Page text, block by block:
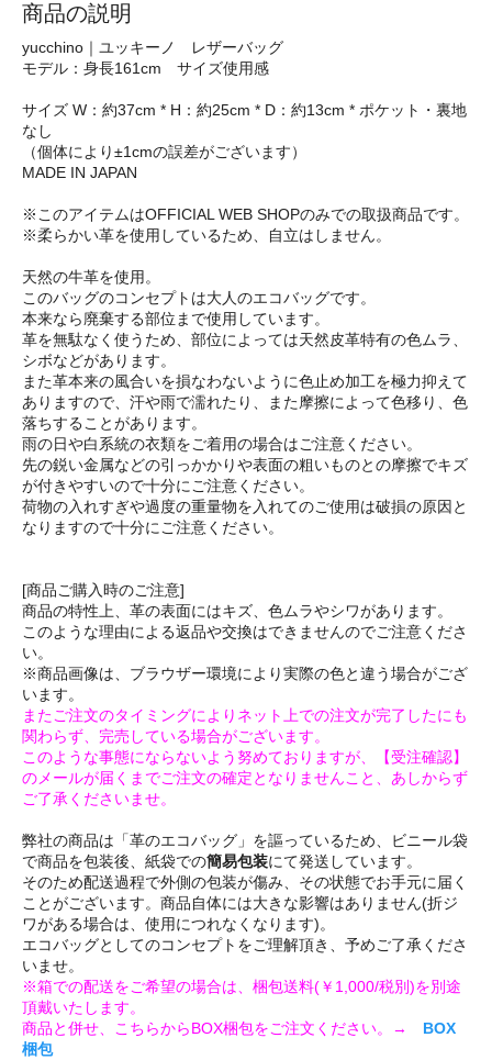
商品の説明
yucchino｜ユッキーノ レザーバッグ
モデル：身長161cm サイズ使用感
サイズ W：約37cm * H：約25cm * D：約13cm * ポケット・裏地
なし
（個体により±1cmの誤差がございます）
MADE IN JAPAN
※このアイテムはOFFICIAL WEB SHOPのみでの取扱商品です。
※柔らかい革を使用しているため、自立はしません。
天然の牛革を使用。
このバッグのコンセプトは大人のエコバッグです。
本来なら廃棄する部位まで使用しています。
革を無駄なく使うため、部位によっては天然皮革特有の色ムラ、
シボなどがあります。
また革本来の風合いを損なわないように色止め加工を極力抑えて
ありますので、汗や雨で濡れたり、また摩擦によって色移り、色
落ちすることがあります。
雨の日や白系統の衣類をご着用の場合はご注意ください。
先の鋭い金属などの引っかかりや表面の粗いものとの摩擦でキズ
が付きやすいので十分にご注意ください。
荷物の入れすぎや過度の重量物を入れてのご使用は破損の原因と
なりますので十分にご注意ください。
[商品ご購入時のご注意]
商品の特性上、革の表面にはキズ、色ムラやシワがあります。
このような理由による返品や交換はできませんのでご注意くださ
い。
※商品画像は、ブラウザー環境により実際の色と違う場合がござ
います。
またご注文のタイミングによりネット上での注文が完了したにも
関わらず、完売している場合がございます。
このような事態にならないよう努めておりますが、【受注確認】
のメールが届くまでご注文の確定となりませんこと、あしからず
ご了承くださいませ。
弊社の商品は「革のエコバッグ」を謳っているため、ビニール袋
で商品を包装後、紙袋での簡易包装にて発送しています。
そのため配送過程で外側の包装が傷み、その状態でお手元に届く
ことがございます。商品自体には大きな影響はありません(折ジ
ワがある場合は、使用につれなくなります)。
エコバッグとしてのコンセプトをご理解頂き、予めご了承くださ
いませ。
※箱での配送をご希望の場合は、梱包送料(￥1,000/税別)を別途
頂戴いたします。
商品と併せ、こちらからBOX梱包をご注文ください。→ BOX
梱包